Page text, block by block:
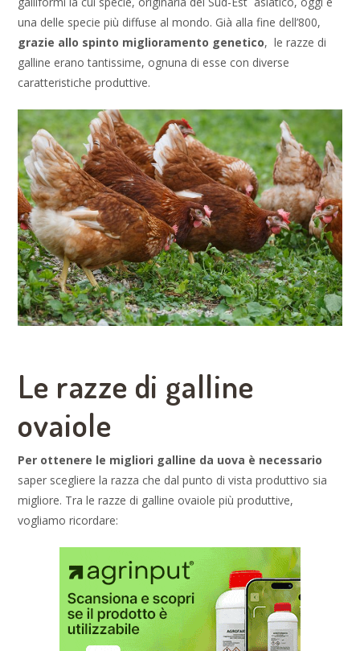
una delle specie più diffuse al mondo. Già alla fine dell’800,
grazie allo spinto miglioramento genetico, le razze di
galline erano tantissime, ognuna di esse con diverse
caratteristiche produttive.
Le razze di galline
ovaiole
Per ottenere le migliori galline da uova è necessario
saper scegliere la razza che dal punto di vista produttivo sia
migliore. Tra le razze di galline ovaiole più produttive,
vogliamo ricordare: